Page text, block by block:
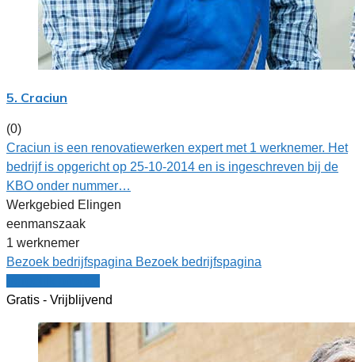
5. Craciun
(0)
Craciun is een renovatiewerken expert met 1 werknemer. Het
bedrijf is opgericht op 25-10-2014 en is ingeschreven bij de
KBO onder nummer…
Werkgebied Elingen
eenmanszaak
1 werknemer
Bezoek bedrijfspagina Bezoek bedrijfspagina
Gratis - Vrijblijvend